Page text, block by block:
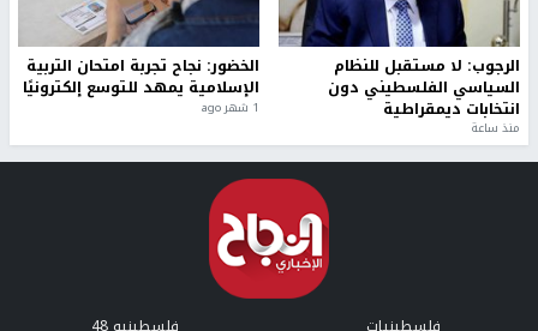
الرجوب: لا مستقبل للنظام
السياسي الفلسطيني دون
انتخابات ديمقراطية
منذ ساعة
الخضور: نجاح تجربة امتحان التربية
الإسلامية يمهد للتوسع إلكترونيًا
1 شهر ago